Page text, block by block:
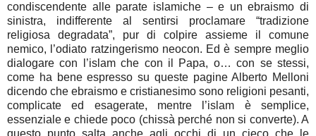
condiscendente alle parate islamiche – e un ebraismo di
sinistra, indifferente al sentirsi proclamare “tradizione
religiosa degradata”, pur di colpire assieme il comune
nemico, l’odiato ratzingerismo neocon. Ed è sempre meglio
dialogare con l’islam che con il Papa, o… con se stessi,
come ha bene espresso su queste pagine Alberto Melloni
dicendo che ebraismo e cristianesimo sono religioni pesanti,
complicate ed esagerate, mentre l’islam è semplice,
essenziale e chiede poco (chissà perché non si converte). A
questo punto salta anche agli occhi di un cieco che le